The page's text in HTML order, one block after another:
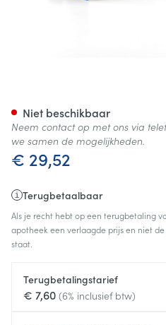
€ 29,52
Terugbetaalbaar
Als je recht hebt op een terugbetaling
apotheek een verlaagde prijs en niet
staat.
Terugbetalingstarief
€ 7,60 (6% inclusief btw)
Niet beschikbaar
Neem contact op met ons via
we samen de mogelijkheden.